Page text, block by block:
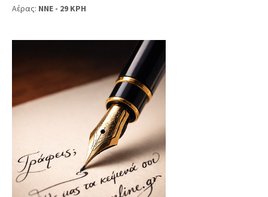
Αέρας: NNE - 29 KPH